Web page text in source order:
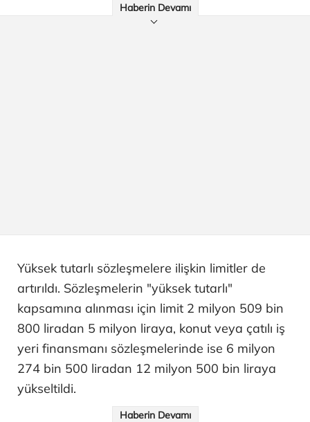
Haberin Devamı
Yüksek tutarlı sözleşmelere ilişkin limitler de
artırıldı. Sözleşmelerin "yüksek tutarlı"
kapsamına alınması için limit 2 milyon 509 bin
800 liradan 5 milyon liraya, konut veya çatılı iş
yeri finansmanı sözleşmelerinde ise 6 milyon
274 bin 500 liradan 12 milyon 500 bin liraya
yükseltildi.
Haberin Devamı